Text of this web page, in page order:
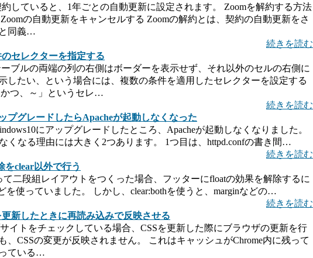
約していると、1年ごとの自動更新に設定されます。 Zoomを解約する方法
の自動更新をキャンセルする Zoomの解約とは、契約の自動更新をさ
同義…
続きを読む
セレクターを指定する
ーブルの両端の列の右側はボーダーを表示せず、それ以外のセルの右側に
したい、という場合には、複数の条件を適用したセレクターを設定する
つ、～」というセレ…
続きを読む
プグレードしたらApacheが起動しなくなった
にアップグレードしたところ、Apacheが起動しなくなりました。
くなる理由には大きく2つあります。 1つ目は、httpd.confの書き間…
続きを読む
をclear以外で行う
て二段組レイアウトをつくった場合、フッターにfloatの効果を解除するに
を使っていました。 しかし、clear:bothを使うと、marginなどの…
続きを読む
新したときに再読み込みで反映させる
イトをチェックしている場合、CSSを更新した際にブラウザの更新を行
、CSSの変更が反映されません。 これはキャッシュがChrome内に残って
ている…